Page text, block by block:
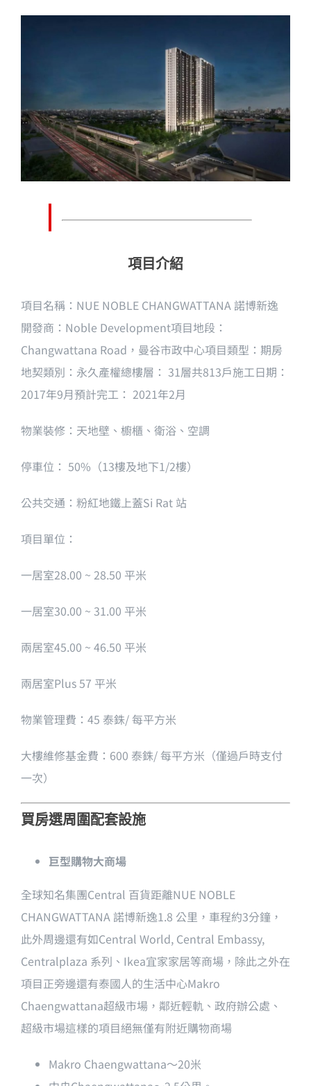
項目介紹
項目名稱：NUE NOBLE CHANGWATTANA 諾博新逸
開發商：Noble Development項目地段：
Changwattana Road，曼谷市政中心項目類型：期房
地契類別：永久產權總樓層： 31層共813戶施工日期：
2017年9月預計完工： 2021年2月
物業裝修：天地壁、櫥櫃、衛浴、空調
停車位： 50%（13樓及地下1/2樓）
公共交通：粉紅地鐵上蓋Si Rat 站
項目單位：
一居室28.00 ~ 28.50 平米
一居室30.00 ~ 31.00 平米
兩居室45.00 ~ 46.50 平米
兩居室Plus 57 平米
物業管理費：45 泰銖/ 每平方米
大樓維修基金費：600 泰銖/ 每平方米（僅過戶時支付
一次）
買房選周圍配套設施
巨型購物大商場
全球知名集團Central 百貨距離NUE NOBLE
CHANGWATTANA 諾博新逸1.8 公里，車程約3分鐘，
此外周邊還有如Central World, Central Embassy,
Centralplaza 系列、Ikea宜家家居等商場，除此之外在
項目正旁邊還有泰國人的生活中心Makro
Chaengwattana超級市場，鄰近輕軌、政府辦公處、
超級市場這樣的項目絕無僅有附近購物商場
Makro Chaengwattana〜20米